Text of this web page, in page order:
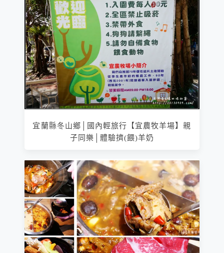
宜蘭縣冬山鄉│國內輕旅行【宜農牧羊場】親
子同樂│體驗擠(餵)羊奶